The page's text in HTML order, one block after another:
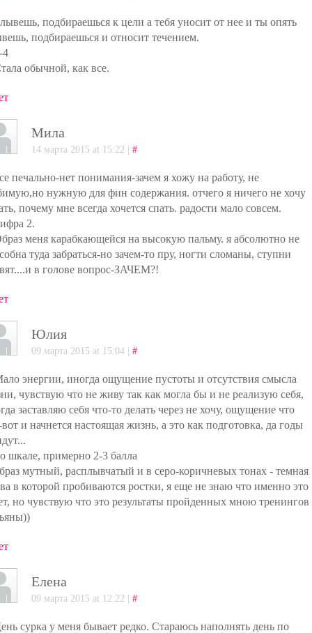
подбираешься к цели а тебя уносит от нее и ты опять
подбираешься и относит течением.
4
обычной, как все.
Мила
14 марта 2015 at 15:22 | #
печально-нет понимания-зачем я хожу на работу, не
нужную для фин содержания. отчего я ничего не хочу
почему мне всегда хочется спать. радости мало совсем.
2.
меня карабкающейся на высокую пальму. я абсолютно не
туда забраться-но зачем-то пру, ногти сломаны, ступни
в голове вопрос-ЗАЧЕМ?!
Юлия
09 марта 2015 at 15:04 | #
энергии, иногда ощущение пустоты и отсутствия смысла
чувствую что не живу так как могла бы и не реализую себя,
заставляю себя что-то делать через не хочу, ощущение что
вот и начнется настоящая жизнь, а это как подготовка, да годы
шкале, примерно 2-3 балла
мутный, расплывчатый и в серо-коричневых тонах - темная
в которой пробиваются ростки, я еще не знаю что именно это
но чувствую что это результаты пройденных мною тренингов
Елена
09 марта 2015 at 12:22 | #
сурка у меня бывает редко. Стараюсь наполнять день по